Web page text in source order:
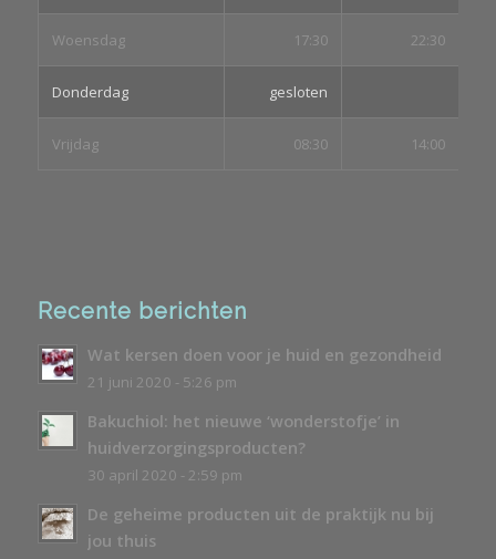
Woensdag 17:30 22:30
Donderdag gesloten
Vrijdag 08:30 14:00
Recente berichten
Wat kersen doen voor je huid en gezondheid
21 juni 2020 - 5:26 pm
Bakuchiol: het nieuwe ‘wonderstofje’ in
huidverzorgingsproducten?
30 april 2020 - 2:59 pm
De geheime producten uit de praktijk nu bij
jou thuis